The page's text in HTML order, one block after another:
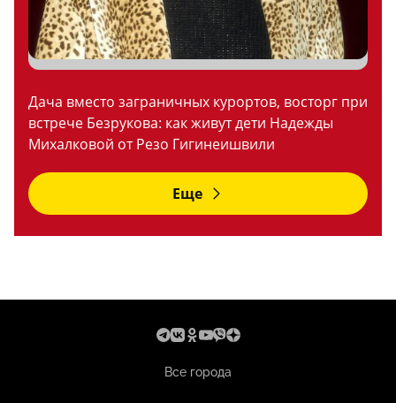
Дача вместо заграничных курортов, восторг при
встрече Безрукова: как живут дети Надежды
Михалковой от Резо Гигинеишвили
Еще
Все города